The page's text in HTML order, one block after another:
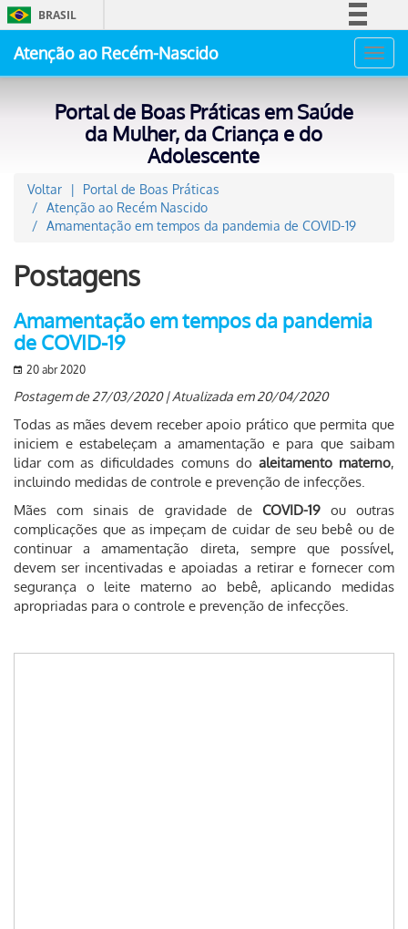
BRASIL
Acesso à informação
Atenção ao Recém-Nascido
Portal de Boas Práticas em Saúde
da Mulher, da Criança e do
Adolescente
Voltar
Portal de Boas Práticas
Atenção ao Recém Nascido
Amamentação em tempos da pandemia de COVID-19
Postagens
Amamentação em tempos da pandemia
de COVID-19
20 abr 2020
Postagem de 27/03/2020 | Atualizada em 20/04/2020
Todas as mães devem receber apoio prático que permita que
iniciem e estabeleçam a amamentação e para que saibam
lidar com as dificuldades comuns do aleitamento materno,
incluindo medidas de controle e prevenção de infecções.
Mães com sinais de gravidade de COVID-19ou outras
complicações que as impeçam de cuidar de seu bebê ou de
continuar a amamentação direta, sempre que possível,
devem ser incentivadas e apoiadas a retirar e fornecer com
segurança o leite materno ao bebê, aplicando medidas
apropriadas para o controle e prevenção de infecções.